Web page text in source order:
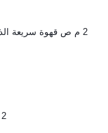
2 م ص قهوة سريعة الذوبان اللي دوبناها في كاس الحليب المذكور سابقا
2 خميرة الحلوى( بيكين باودر)